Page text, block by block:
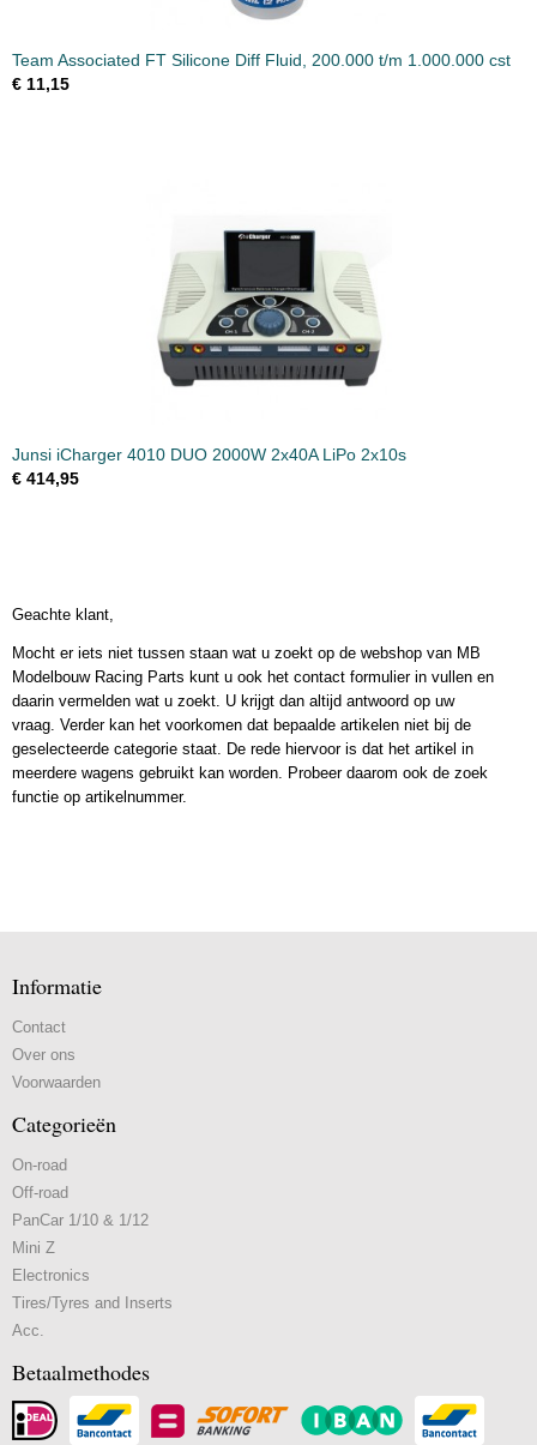
Team Associated FT Silicone Diff Fluid, 200.000 t/m 1.000.000 cst
€ 11,15
Junsi iCharger 4010 DUO 2000W 2x40A LiPo 2x10s
€ 414,95
Geachte klant,
Mocht er iets niet tussen staan wat u zoekt op de webshop van MB
Modelbouw Racing Parts kunt u ook het contact formulier in vullen en
daarin vermelden wat u zoekt. U krijgt dan altijd antwoord op uw
vraag. Verder kan het voorkomen dat bepaalde artikelen niet bij de
geselecteerde categorie staat. De rede hiervoor is dat het artikel in
meerdere wagens gebruikt kan worden. Probeer daarom ook de zoek
functie op artikelnummer.
Informatie
Contact
Over ons
Voorwaarden
Categorieën
On-road
Off-road
PanCar 1/10 & 1/12
Mini Z
Electronics
Tires/Tyres and Inserts
Acc.
Betaalmethodes